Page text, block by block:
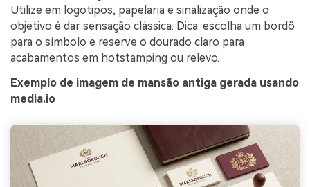
Utilize em logotipos, papelaria e sinalização onde o
objetivo é dar sensação clássica. Dica: escolha um bordô
para o símbolo e reserve o dourado claro para
acabamentos em hotstamping ou relevo.
Exemplo de imagem de mansão antiga gerada usando
media.io